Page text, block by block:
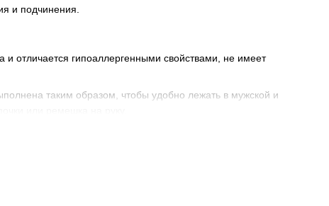
и подчинения.
и отличается гипоаллергенными свойствами, не имеет
таким образом, чтобы удобно лежать в мужской и